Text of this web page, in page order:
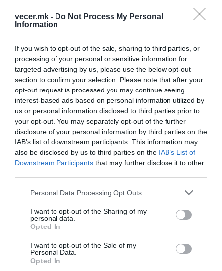
vecer.mk - Do Not Process My Personal
Information
If you wish to opt-out of the sale, sharing to third parties, or
processing of your personal or sensitive information for
targeted advertising by us, please use the below opt-out
section to confirm your selection. Please note that after your
opt-out request is processed you may continue seeing
interest-based ads based on personal information utilized by
us or personal information disclosed to third parties prior to
your opt-out. You may separately opt-out of the further
disclosure of your personal information by third parties on the
IAB’s list of downstream participants. This information may
also be disclosed by us to third parties on the IAB’s List of
Downstream Participants that may further disclose it to other
Personal Data Processing Opt Outs
I want to opt-out of the Sharing of my
personal data.
Opted In
I want to opt-out of the Sale of my
Personal Data.
Opted In
НАЦИОНАЛНОТО ПОМИРУВАЊЕ,
рече Давкова од пред
НИКОЈ НЕМА ПРАВО ДА ЈА
РЕВИДИРА НАШАТА ИСТОРИЈА,
порача претседателката Давкова
НАЈЧИТАНИ ВО ПОСЛЕДНИ 7 ДЕНА
УАПСЕН МАКЕДОНЕЦОТ АНДРЕЈ
ТАНАСКОВСКИ, ЧЛЕН НА
КАВАЧКИ КЛАН (ФОТО)
СЛУШАМ, САКААТ ДА СЕ СУДИ
УЧК...
(Видео) СНИМКА СО ПАРИ КОИ
тврди дека се на Еди Рама